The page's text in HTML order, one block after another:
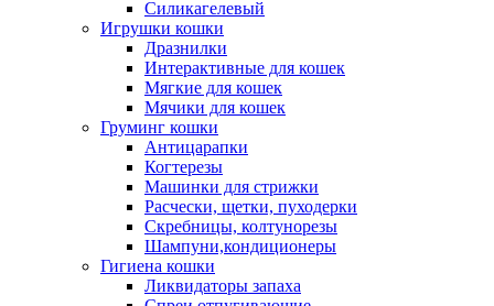
Силикагелевый
Игрушки кошки
Дразнилки
Интерактивные для кошек
Мягкие для кошек
Мячики для кошек
Груминг кошки
Антицарапки
Когтерезы
Машинки для стрижки
Расчески, щетки, пуходерки
Скребницы, колтунорезы
Шампуни,кондиционеры
Гигиена кошки
Ликвидаторы запаха